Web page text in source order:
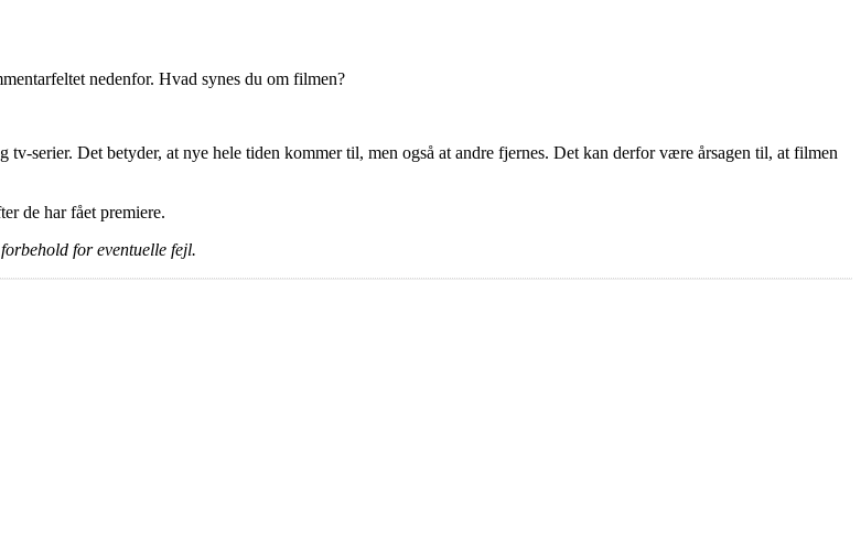
nedenfor. Hvad synes du om filmen?
serier. Det betyder, at nye hele tiden kommer til, men også at andre fjernes. Det kan derfor være årsagen til, at filmen
de har fået premiere.
for eventuelle fejl.